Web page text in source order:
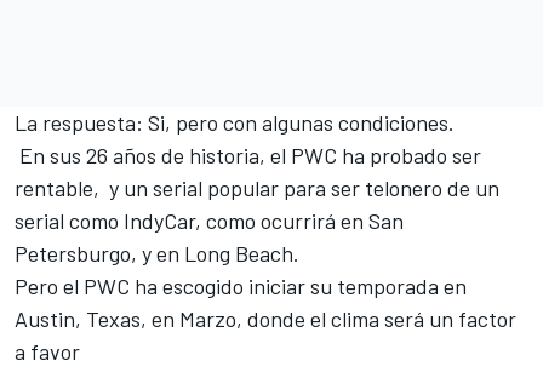
La respuesta: Si, pero con algunas condiciones.
En sus 26 años de historia, el PWC ha probado ser
rentable, y un serial popular para ser telonero de un
serial como IndyCar, como ocurrirá en San
Petersburgo, y en Long Beach.
Pero el PWC ha escogido iniciar su temporada en
Austin, Texas, en Marzo, donde el clima será un factor
a favor